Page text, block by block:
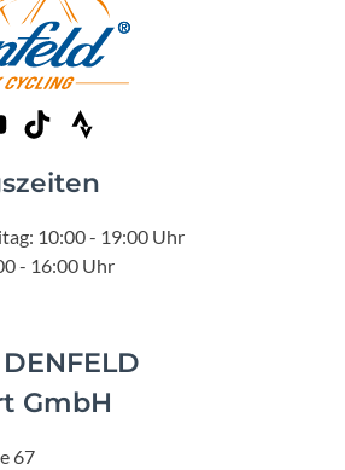
10:00 - 19:00 Uhr
- 16:00 Uhr
GmbH
67